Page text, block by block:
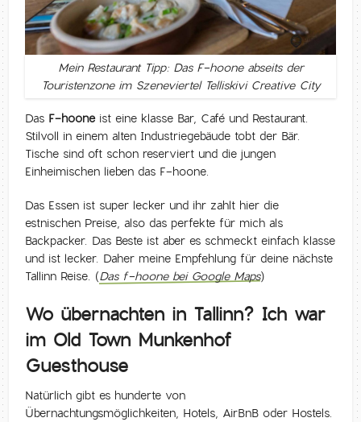
Mein Restaurant Tipp: Das F-hoone abseits der
Touristenzone im Szeneviertel Telliskivi Creative City
Das F-hooneist eine klasse Bar, Café und Restaurant.
Stilvoll in einem alten Industriegebäude tobt der Bär.
Tische sind oft schon reserviert und die jungen
Einheimischen lieben das F-hoone.
Das Essen ist super lecker und ihr zahlt hier die
estnischen Preise, also das perfekte für mich als
Backpacker. Das Beste ist aber es schmeckt einfach klasse
und ist lecker. Daher meine Empfehlung für deine nächste
Tallinn Reise. (Das f-hoone bei Google Maps)
Wo übernachten in Tallinn? Ich war
im Old Town Munkenhof
Guesthouse
Natürlich gibt es hunderte von
Übernachtungsmöglichkeiten, Hotels, AirBnB oder Hostels.